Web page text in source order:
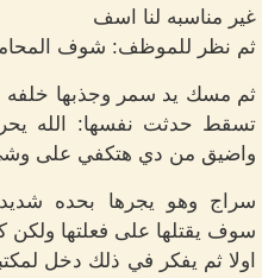
غير مناسبه لنا اسف
ثم نظر للموظف: شوف
ثم مسك يد سمر وجذبها خلفه
تسقط حدثت نفسها: الله
واضيق من دي هتكفي على وشي
سراج وهو يجرها بحده
سوف يقتلها على فعلتها ولكن
اولا ثم يفكر في ذلك دخل